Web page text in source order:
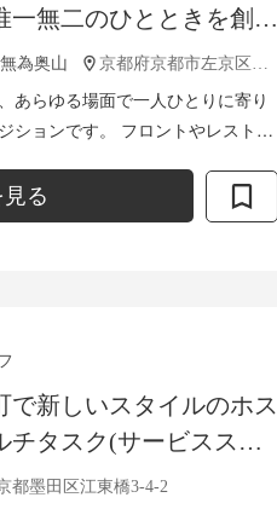
一無二のひとときを創り
クスタッフ募集
為奥山 京都府京都市左京区比叡山一本杉
あらゆる場面で一人ひとりに寄り
フロントやレストラ
...る
で新しいスタイルのホス
チタスク(サービススタ
都墨田区江東橋3-4-2